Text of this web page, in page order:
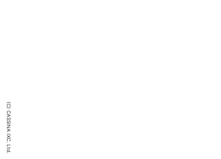
(C) CASSINA IXC. Ltd.